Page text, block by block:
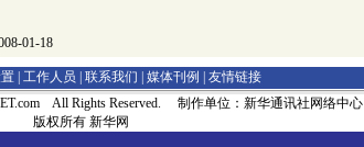
01-18
工作人员 联系我们 媒体刊例
友情链接
All Rights Reserved. 制作单位：新华通讯社网络中心
版权所有 新华网